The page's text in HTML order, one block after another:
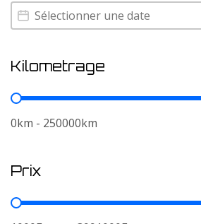
Annee
Annee
Kilometrage
Kilometrage
0km - 250000km
Prix
Prix